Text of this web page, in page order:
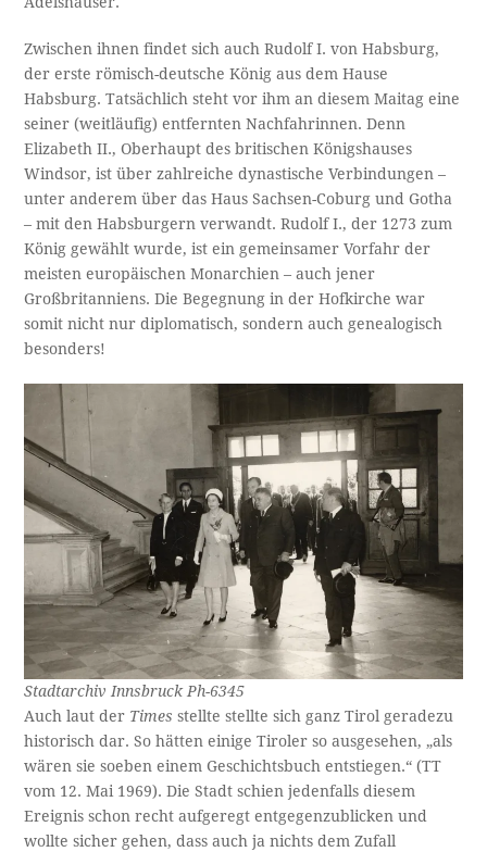
Zwischen ihnen findet sich auch Rudolf I. von Habsburg,
der erste römisch-deutsche König aus dem Hause
Habsburg. Tatsächlich steht vor ihm an diesem Maitag eine
seiner (weitläufig) entfernten Nachfahrinnen. Denn
Elizabeth II., Oberhaupt des britischen Königshauses
Windsor, ist über zahlreiche dynastische Verbindungen –
unter anderem über das Haus Sachsen-Coburg und Gotha
– mit den Habsburgern verwandt. Rudolf I., der 1273 zum
König gewählt wurde, ist ein gemeinsamer Vorfahr der
meisten europäischen Monarchien – auch jener
Großbritanniens. Die Begegnung in der Hofkirche war
somit nicht nur diplomatisch, sondern auch genealogisch
besonders!
Stadtarchiv Innsbruck Ph-6345
Auch laut der Times stellte stellte sich ganz Tirol geradezu
historisch dar. So hätten einige Tiroler so ausgesehen, „als
wären sie soeben einem Geschichtsbuch entstiegen.“ (TT
vom 12. Mai 1969). Die Stadt schien jedenfalls diesem
Ereignis schon recht aufgeregt entgegenzublicken und
wollte sicher gehen, dass auch ja nichts dem Zufall